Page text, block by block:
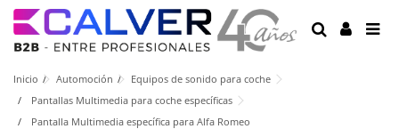
Inicio Automoción
Equipos de sonido para coche
Pantallas Multimedia para coche específicas
Pantalla Multimedia específica para Alfa Romeo